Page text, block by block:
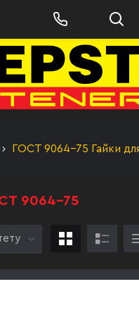
ГОСТ 9064-75 Гайки
9064-75